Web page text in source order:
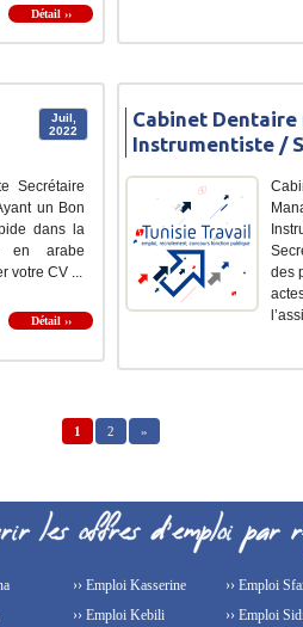
Détail ››
Juil,
2022
Secrétaire
un Bon
dans la
en arabe
votre CV ...
Détail ››
Cabinet
Instrumentiste /
des
1 2 »
›› Emploi Kasserine
›› Emploi Kebili
›› Emploi
›› Emploi